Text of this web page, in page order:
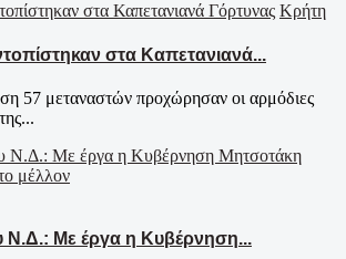
Κρήτη
στα Καπετανιανά...
57 μεταναστών προχώρησαν οι αρμόδιες
Ν.Δ.: Με έργα η Κυβέρνηση...